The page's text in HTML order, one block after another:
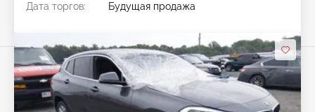
Дата торгов:
Будущая продажа